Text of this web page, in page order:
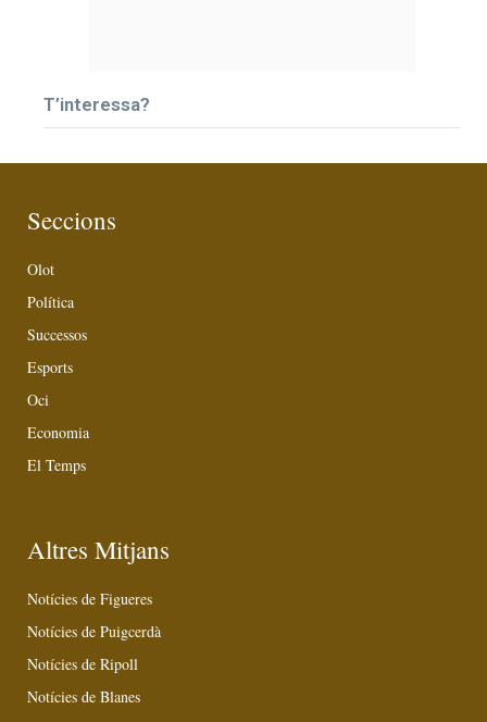
T’interessa?
Seccions
Olot
Política
Successos
Esports
Oci
Economia
El Temps
Altres Mitjans
Notícies de Figueres
Notícies de Puigcerdà
Notícies de Ripoll
Notícies de Blanes